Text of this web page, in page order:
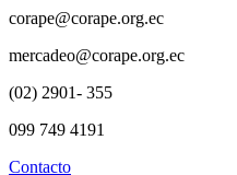
corape@corape.org.ec
mercadeo@corape.org.ec
(02) 2901- 355
099 749 4191
Contacto